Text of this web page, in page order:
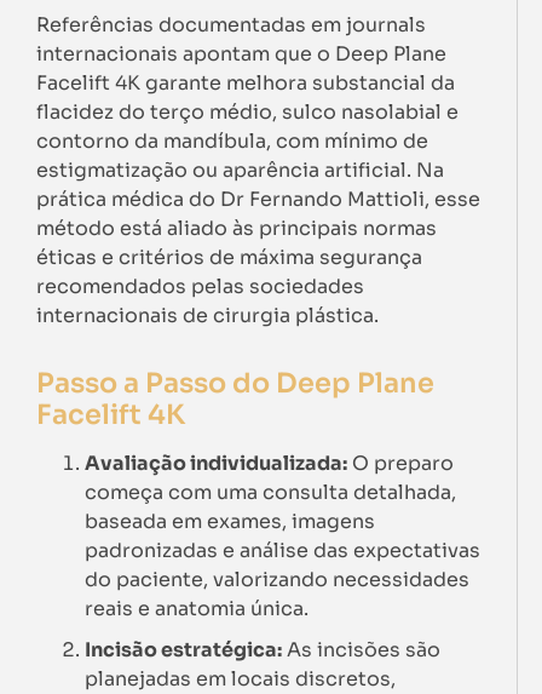
Referências documentadas em journals
internacionais apontam que o Deep Plane
Facelift 4K garante melhora substancial da
flacidez do terço médio, sulco nasolabial e
contorno da mandíbula, com mínimo de
estigmatização ou aparência artificial. Na
prática médica do Dr Fernando Mattioli, esse
método está aliado às principais normas
éticas e critérios de máxima segurança
recomendados pelas sociedades
internacionais de cirurgia plástica.
Passo a Passo do Deep Plane
Facelift 4K
Avaliação individualizada: O preparo
começa com uma consulta detalhada,
baseada em exames, imagens
padronizadas e análise das expectativas
do paciente, valorizando necessidades
reais e anatomia única.
Incisão estratégica:As incisões são
planejadas em locais discretos,